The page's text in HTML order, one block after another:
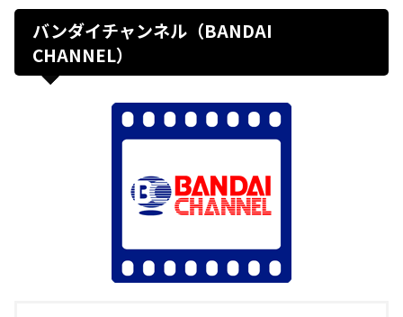
バンダイチャンネル（BANDAI
CHANNEL）